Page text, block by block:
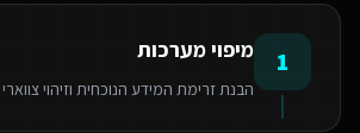
1 מיפוי מערכות
הבנת זרימת המידע הנוכחית וזיהוי צווארי